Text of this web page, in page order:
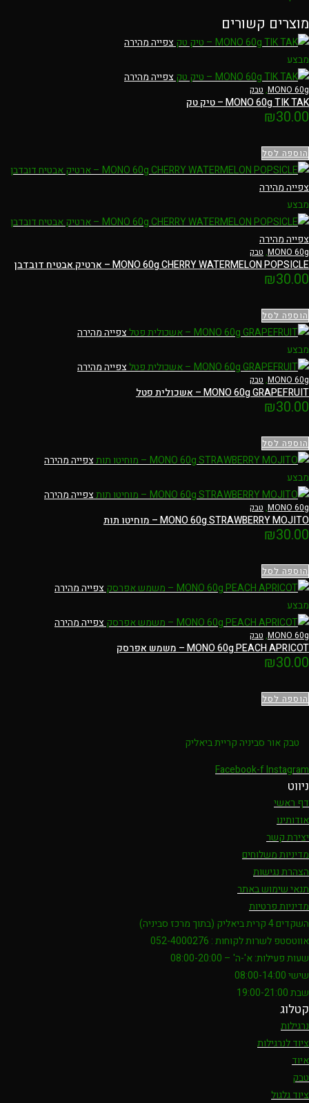
מוצרים קשורים
צפייה מהירה
מבצע
צפייה מהירה
MONO 60g
, טבק
MONO 60g TIK TAK – טיק טק
₪30.00
הוספה לסל
צפייה מהירה
מבצע
צפייה מהירה
MONO 60g
, טבק
MONO 60g CHERRY WATERMELON POPSICLE – ארטיק אבטיח דובדבן
₪30.00
הוספה לסל
צפייה מהירה
מבצע
צפייה מהירה
MONO 60g
, טבק
MONO 60g GRAPEFRUIT – אשכולית פטל
₪30.00
הוספה לסל
צפייה מהירה
מבצע
צפייה מהירה
MONO 60g
, טבק
MONO 60g STRAWBERRY MOJITO – מוחיטו תות
₪30.00
הוספה לסל
צפייה מהירה
מבצע
צפייה מהירה
MONO 60g
, טבק
MONO 60g PEACH APRICOT – משמש אפרסק
₪30.00
הוספה לסל
טבק אור סביניה קריית ביאליק
Facebook-fInstagram
ניווט
דף ראשי
אודותינו
יצירת קשר
מדיניות משלוחים
הצהרת נגישות
תנאי שימוש באתר
מדיניות פרטיות
השקדים 4 קרית ביאליק (בתוך מרכז סביניה)
אווטסטפ לשרות לקוחות : 052-4000276
שעות פעילות: א'-ה' – 08:00-20:00
שישי 08:00-14:00
שבת 19:00-21:00
קטלוג
נרגילות
ציוד לנרגילות
איוד
טבק
ציוד גלגול